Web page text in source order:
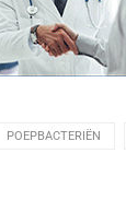
POEPBACTERIËN